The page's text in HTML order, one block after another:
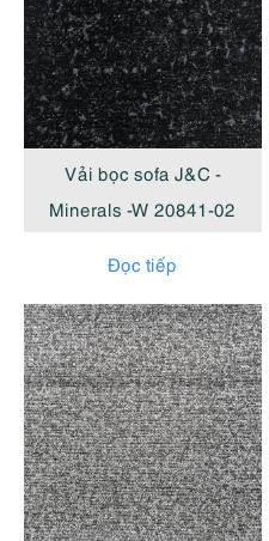
đến
cao
Vải bọc sofa J&C -
Minerals -W 20841-02
Đọc tiếp